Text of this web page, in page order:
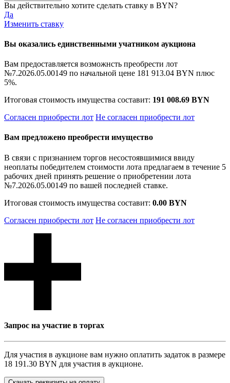
Вы действительно хотите сделать ставку в BYN?
Да
Изменить ставку
Вы оказались единственными учатником аукциона
Вам предоставляется возможнсть преобрести лот
№7.2026.05.00149 по начальной цене 181 913.04 BYN плюс
5%.
Итоговая стоимость имущества составит: 191 008.69 BYN
Согласен приобрести лот Не согласен приобрести лот
Вам предложено преобрести имущество
В связи с признанием торгов несостоявшимися ввиду
неоплаты победителем стоимости лота предлагаем в течение 5
рабочих дней принять решение о приобретении лота
№7.2026.05.00149 по вашей последней ставке.
Итоговая стоимость имущества составит: 0.00 BYN
Согласен приобрести лот Не согласен приобрести лот
Запрос на участие в торгах
Для участия в аукционе вам нужно оплатить задаток в размере
18 191.30 BYN для участия в аукционе.